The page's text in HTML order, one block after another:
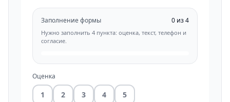
Заполнение формы 0 из 4
Нужно заполнить 4 пункта: оценка, текст, телефон и
согласие.
Оценка
1 2 3 4 5